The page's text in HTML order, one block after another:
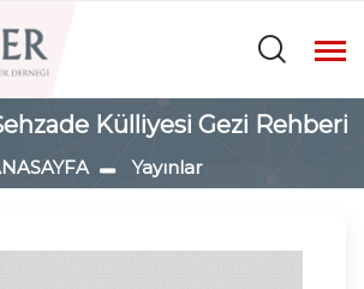
Külliyesi Gezi Rehberi
Yayınlar